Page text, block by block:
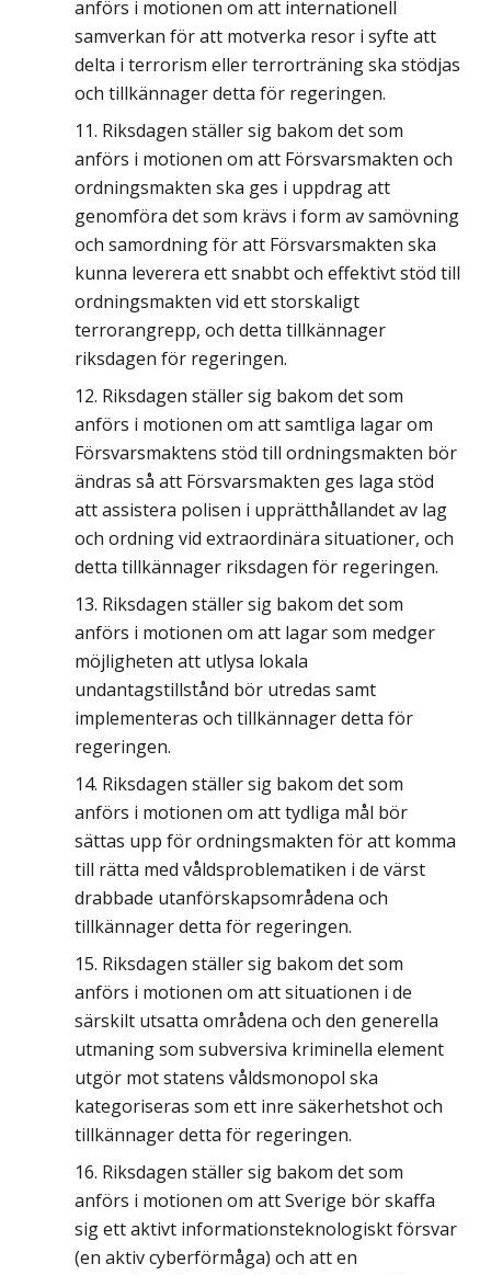
anförs i motionen om att internationell
samverkan för att motverka resor i syfte att
delta i terrorism eller terrorträning ska stödjas
och tillkännager detta för regeringen.
Riksdagen ställer sig bakom det som
anförs i motionen om att Försvarsmakten och
ordningsmakten ska ges i uppdrag att
genomföra det som krävs i form av samövning
och samordning för att Försvarsmakten ska
kunna leverera ett snabbt och effektivt stöd till
ordningsmakten vid ett storskaligt
terrorangrepp, och detta tillkännager
riksdagen för regeringen.
Riksdagen ställer sig bakom det som
anförs i motionen om att samtliga lagar om
Försvarsmaktens stöd till ordningsmakten bör
ändras så att Försvarsmakten ges laga stöd
att assistera polisen i upprätthållandet av lag
och ordning vid extraordinära situationer, och
detta tillkännager riksdagen för regeringen.
Riksdagen ställer sig bakom det som
anförs i motionen om att lagar som medger
möjligheten att utlysa lokala
undantagstillstånd bör utredas samt
implementeras och tillkännager detta för
regeringen.
Riksdagen ställer sig bakom det som
anförs i motionen om att tydliga mål bör
sättas upp för ordningsmakten för att komma
till rätta med våldsproblematiken i de värst
drabbade utanförskapsområdena och
tillkännager detta för regeringen.
Riksdagen ställer sig bakom det som
anförs i motionen om att situationen i de
särskilt utsatta områdena och den generella
utmaning som subversiva kriminella element
utgör mot statens våldsmonopol ska
kategoriseras som ett inre säkerhetshot och
tillkännager detta för regeringen.
Riksdagen ställer sig bakom det som
anförs i motionen om att Sverige bör skaffa
sig ett aktivt informationsteknologiskt försvar
(en aktiv cyberförmåga) och att en